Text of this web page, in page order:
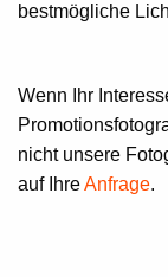
bestmögliche
Wenn Ihr
nicht unsere
auf IhreAnfrage.